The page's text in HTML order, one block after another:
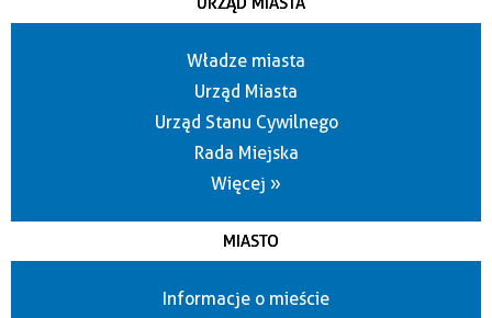
Władze miasta
Urząd Miasta
Urząd Stanu Cywilnego
Rada Miejska
Więcej »
MIASTO
Informacje o mieście